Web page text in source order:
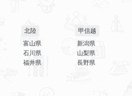
北陸
富山県
石川県
福井県
甲信越
新潟県
山梨県
長野県